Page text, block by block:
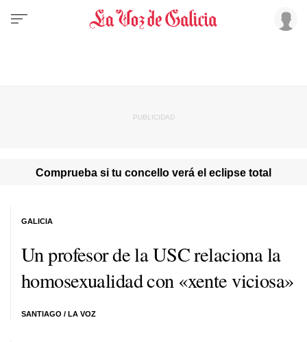
Comprueba si tu concello verá el eclipse total
Un profesor de la USC relaciona la
homosexualidad con «xente viciosa»
SANTIAGO / LA VOZ
GALICIA